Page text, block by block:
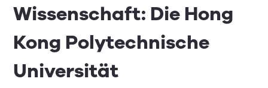
Wissenschaft: Die Hong
Kong Polytechnische
Universität